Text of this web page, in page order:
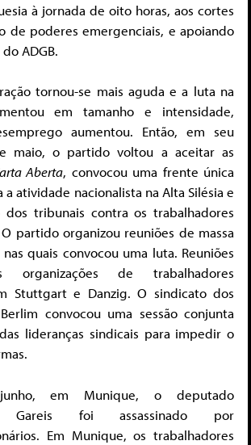
à jornada de oito horas, aos cortes
de poderes emergenciais, e apoiando
ADGB.
tornou-se mais aguda e a luta na
em tamanho e intensidade,
aumentou. Então, em seu
maio, o partido voltou a aceitar as
Aberta, convocou uma frente única
atividade nacionalista na Alta Silésia e
dos tribunais contra os trabalhadores
partido organizou reuniões de massa
quais convocou uma luta. Reuniões
organizações de trabalhadores
Stuttgart e Danzig. O sindicato dos
convocou uma sessão conjunta
lideranças sindicais para impedir o
em Munique, o deputado
Gareis foi assassinado por
Em Munique, os trabalhadores